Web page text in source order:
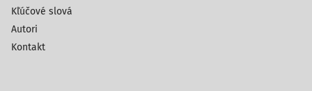
Kľúčové slová
Autori
Kontakt